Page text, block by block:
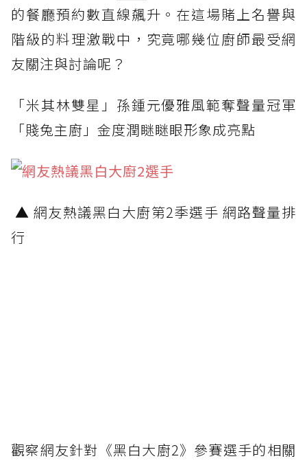
的餐廳預約數直線飆升。在這場賭上名譽與
階級的料理激戰中，究竟哪幾位廚師最受網
友關注與討論呢？
「米其林雙星」孫鍾元優雅風範奪聲量冠軍
「賤兔主廚」金度潤瞇瞇眼形象成亮點
▲ 網友熱議黑白大廚第2季選手 網路聲量排
行
觀察網友針對《黑白大廚2》參賽選手的相關